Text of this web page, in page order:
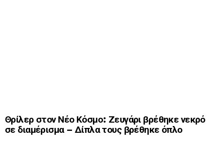
Θρίλερ στον Νέο Κόσμο: Ζευγάρι βρέθηκε νεκρό
σε διαμέρισμα – Δίπλα τους βρέθηκε όπλο